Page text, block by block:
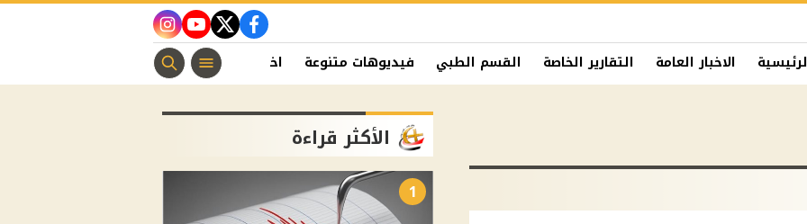
facebook
twitter
youtube
instagram
الاخبار العامة التقارير الخاصة القسم الطبي فيديوهات متنوعة اخبار الفن منوعات مسيحية
الأكثر قراءة
1